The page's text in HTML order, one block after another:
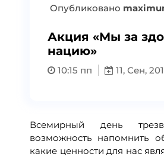
Опубликовано
Акция «Мы за
нацию»
10:15 пп 11, Сен,
Всемирный день
возможность напомнить
какие ценности для нас